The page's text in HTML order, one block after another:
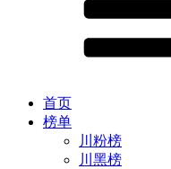
首页
榜单
川粉榜
川黑榜